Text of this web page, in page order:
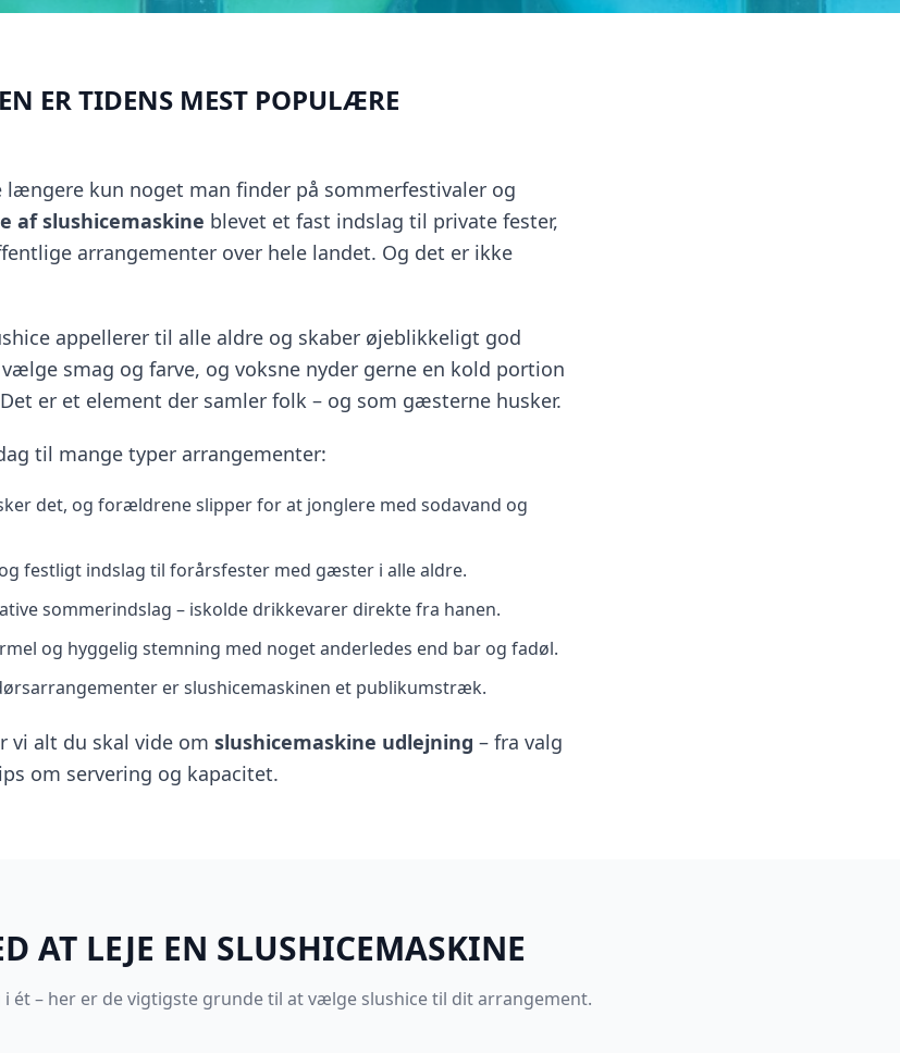
ER TIDENS MEST POPULÆRE
længere kun noget man finder på sommerfestivaler og
af slushicemaskine blevet et fast indslag til private fester,
arrangementer over hele landet. Og det er ikke
appellerer til alle aldre og skaber øjeblikkeligt god
smag og farve, og voksne nyder gerne en kold portion
er et element der samler folk – og som gæsterne husker.
til mange typer arrangementer:
det, og forældrene slipper for at jonglere med sodavand og
festligt indslag til forårsfester med gæster i alle aldre.
sommerindslag – iskolde drikkevarer direkte fra hanen.
og hyggelig stemning med noget anderledes end bar og fadøl.
er slushicemaskinen et publikumstræk.
vi alt du skal vide om slushicemaskine udlejning – fra valg
om servering og kapacitet.
AT LEJE EN SLUSHICEMASKINE
– her er de vigtigste grunde til at vælge slushice til dit arrangement.